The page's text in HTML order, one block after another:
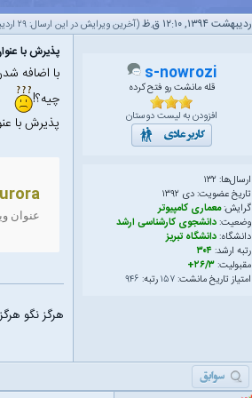
(آخرین ویرایش در این ارسال: ۲۹ اردیبهشت ۱۳۹۴ ۱۰:۰۰ ق.ظ، توسط
s-nowrozi
قله مانشت رو فتح کرده
افزودن به لیست دوستان
ارسال‌ها: ۱۳۲
تاریخ عضویت: دى ۱۳۹۲
گرایش:معماری کامپیوتر
وضعیت:دانشجوی کارشناسی ارشد
دانشگاه:دانشگاه تبریز
رتبه ارشد:۳۰۴
مقبولیت:۲۶/۳+
امتیاز تاریخ مانشت:۱۵۷رتبه: ۹۴۶
پذیرش با
با اضافه
چیه؟!
پذیرش با
عنوان
هرگز نگو هرگز